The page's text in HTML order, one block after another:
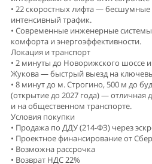
• 22 скоростных лифта —
интенсивный трафик.
• Современные инженерные
комфорта и энергоэффективности.
Локация и транспорт
• 2 минуты до Новорижского шоссе
Жукова — быстрый выезд на
• 8 минут до м. Строгино, 500 м до
(открытие до 2027 года) — отличная
и на общественном транспорте.
Условия покупки
• Продажа по ДДУ (214-ФЗ) через
• Проектное финансирование от
• Возможна рассрочка
• Возврат НДС 22%